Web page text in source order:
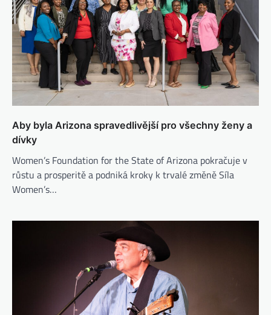
Aby byla Arizona spravedlivější pro všechny ženy a
dívky
Women’s Foundation for the State of Arizona pokračuje v
růstu a prosperitě a podniká kroky k trvalé změně Síla
Women’s…